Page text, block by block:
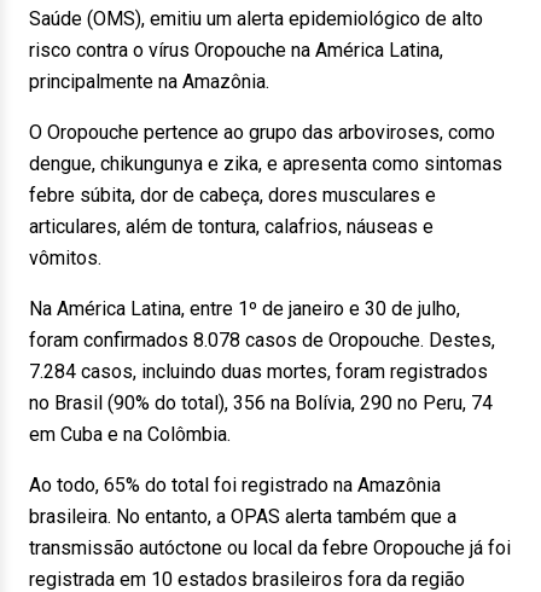
Saúde (OMS), emitiu um alerta epidemiológico de alto
risco contra o vírus Oropouche na América Latina,
principalmente na Amazônia.
O Oropouche pertence ao grupo das arboviroses, como
dengue, chikungunya e zika, e apresenta como sintomas
febre súbita, dor de cabeça, dores musculares e
articulares, além de tontura, calafrios, náuseas e
vômitos.
Na América Latina, entre 1º de janeiro e 30 de julho,
foram confirmados 8.078 casos de Oropouche. Destes,
7.284 casos, incluindo duas mortes, foram registrados
no Brasil (90% do total), 356 na Bolívia, 290 no Peru, 74
em Cuba e na Colômbia.
Ao todo, 65% do total foi registrado na Amazônia
brasileira. No entanto, a OPAS alerta também que a
transmissão autóctone ou local da febre Oropouche já foi
registrada em 10 estados brasileiros fora da região